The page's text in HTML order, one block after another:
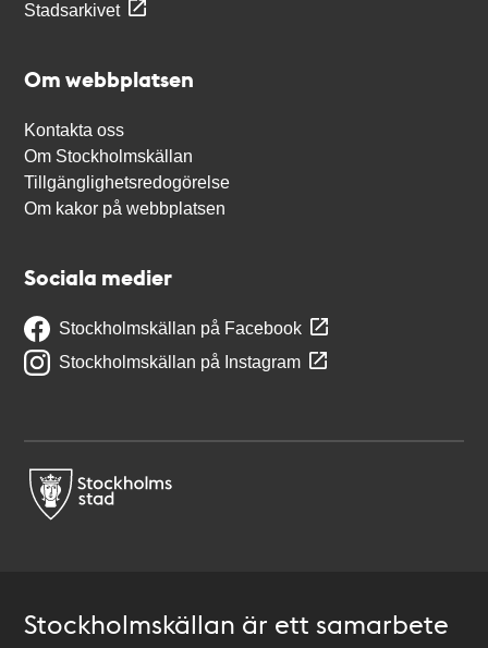
Stadsarkivet
Om webbplatsen
Kontakta oss
Om Stockholmskällan
Tillgänglighetsredogörelse
Om kakor på webbplatsen
Sociala medier
Stockholmskällan på Facebook
Stockholmskällan på Instagram
Stockholmskällan är ett samarbete